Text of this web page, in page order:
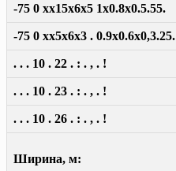
-75 0 xx15x6x5 1x0.8x0.5.55.
-75 0 xx5x6x3 . 0.9x0.6x0,3.25.
. . . 10 . 22 . : . , . !
. . . 10 . 23 . : . , . !
. . . 10 . 26 . : . , . !
Ширина, м: